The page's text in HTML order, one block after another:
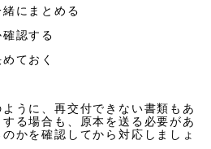
にまとめる
認する
ておく
うに、再交付できない書類もあ
る場合も、原本を送る必要があ
かを確認してから対応しましょ